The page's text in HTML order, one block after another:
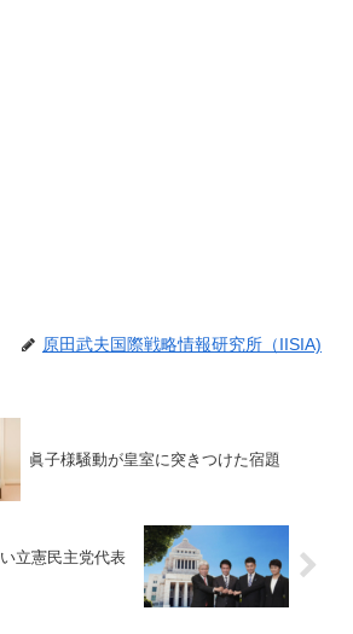
原田武夫国際戦略情報研究所（IISIA)
眞子様騒動が皇室に突きつけた宿題
立憲民主党代表